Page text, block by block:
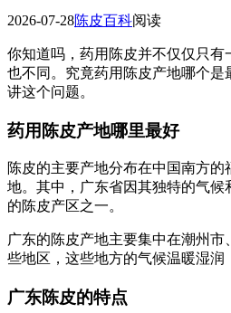
2026-07-28陈皮百科阅读
你知道吗，药用陈皮并不仅仅只
也不同。究竟药用陈皮产地哪个是
讲这个问题。
药用陈皮产地哪里最好
陈皮的主要产地分布在中国南方
地。其中，广东省因其独特的气
的陈皮产区之一。
广东的陈皮产地主要集中在潮州
些地区，这些地方的气候温暖湿润
广东陈皮的特点